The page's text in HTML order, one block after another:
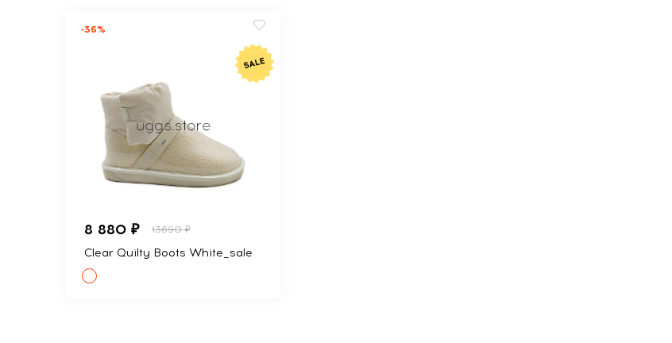
-36%
8 880 ₽ 13690 ₽
Clear Quilty Boots White_sale